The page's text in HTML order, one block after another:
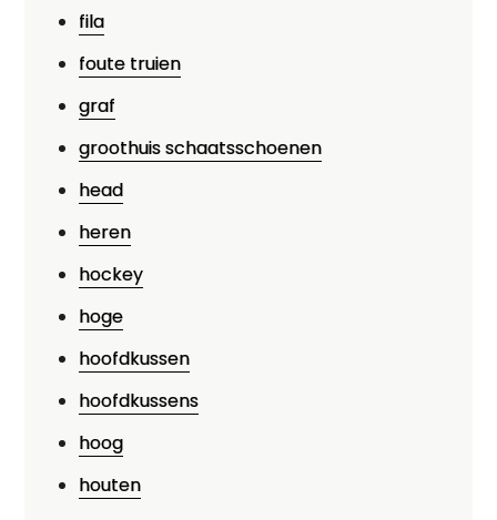
fila
foute truien
graf
groothuis schaatsschoenen
head
heren
hockey
hoge
hoofdkussen
hoofdkussens
hoog
houten